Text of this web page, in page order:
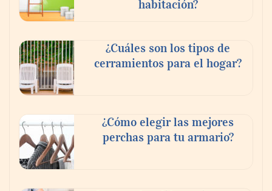
habitación?
¿Cuáles son los tipos de
cerramientos para el hogar?
¿Cómo elegir las mejores
perchas para tu armario?